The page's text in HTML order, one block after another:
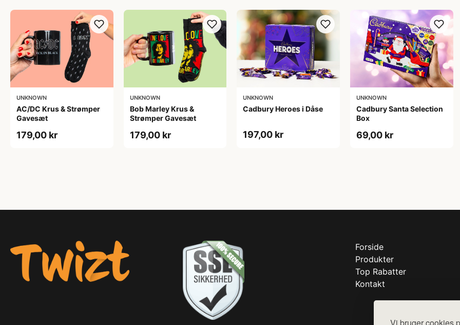
UNKNOWN
AC/DC Krus & Strømper
Gavesæt
179,00 kr
UNKNOWN
Bob Marley Krus &
Strømper Gavesæt
179,00 kr
UNKNOWN
Cadbury Heroes i Dåse
197,00 kr
UNKNOWN
Cadbury Santa Selection
Box
69,00 kr
Forside
Produkter
Top Rabatter
Kontakt